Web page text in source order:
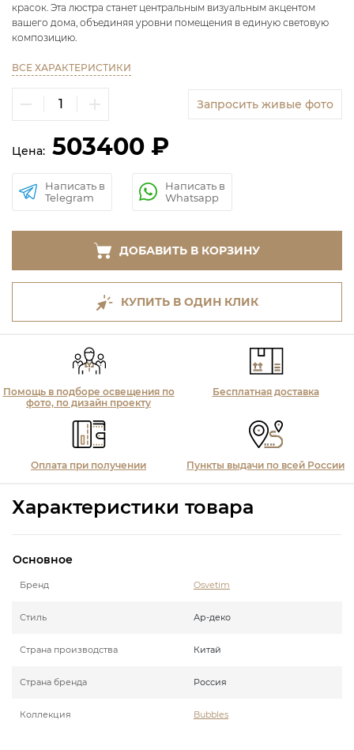
красок. Эта люстра станет центральным визуальным акцентом
вашего дома, объединяя уровни помещения в единую световую
композицию.
ВСЕ ХАРАКТЕРИСТИКИ
Запросить живые фото
Цена: 503400 ₽
Написать в
Telegram
Написать в
Whatsapp
ДОБАВИТЬ В КОРЗИНУ
КУПИТЬ В ОДИН КЛИК
Помощь в подборе освещения по
фото, по дизайн проекту
Бесплатная доставка
Оплата при получении Пункты выдачи по всей России
Характеристики товара
Основное
Бренд Osvetim
Стиль Ар-деко
Страна производства Китай
Страна бренда Россия
Коллекция Bubbles